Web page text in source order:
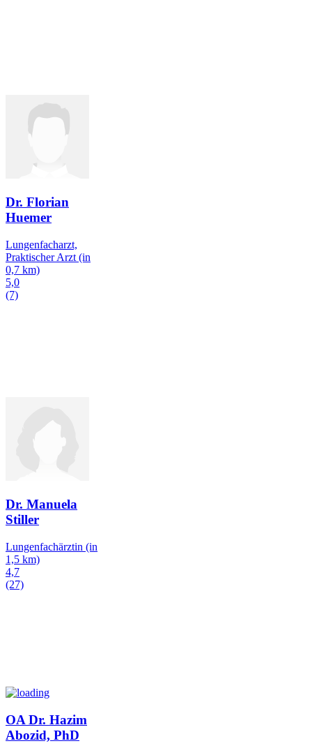
Dr. Florian
Huemer
Lungenfacharzt,
Praktischer Arzt (in
0,7 km)
5,0
(7)
Dr. Manuela
Stiller
Lungenfachärztin (in
1,5 km)
4,7
(27)
OA Dr. Hazim
Abozid, PhD